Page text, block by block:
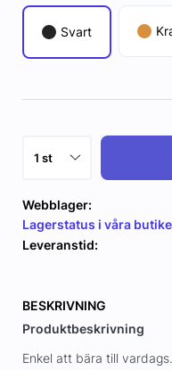
Svart
Webblager:
Lagerstatus i våra
Leveranstid:
BESKRIVNING
Produktbeskrivning
Enkel att bära till